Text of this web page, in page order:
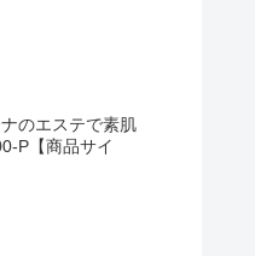
のエステで素肌
P【商品サイ